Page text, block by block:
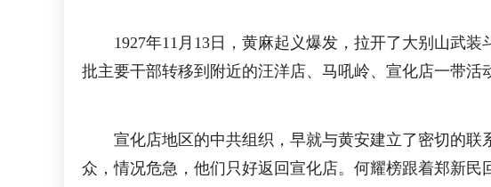
1927年11月13日，黄麻起义爆发，拉开了大别山武装
批主要干部转移到附近的汪洋店、马吼岭、宣化店一带活
宣化店地区的中共组织，早就与黄安建立了密切的联
众，情况危急，他们只好返回宣化店。何耀榜跟着郑新